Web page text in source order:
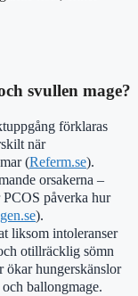
svullen mage?
förklaras
när
(Referm.se).
orsakerna –
påverka hur
).
liksom intoleranser
otillräcklig sömn
ökar hungerskänslor
ballongmage.